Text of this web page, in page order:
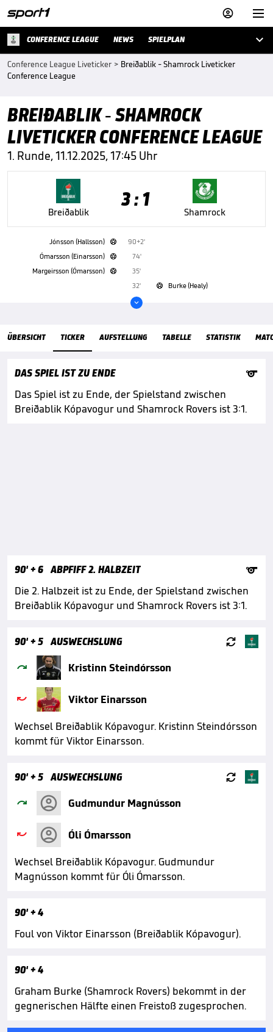


CONFERENCE LEAGUE NEWS SPIELPLAN 
Conference League Liveticker > Breiðablik - Shamrock Liveticker
Conference League
BREIÐABLIK - SHAMROCK
LIVETICKER CONFERENCE LEAGUE
1. Runde, 11.12.2025, 17:45 Uhr
Breiðablik
3 : 1
Shamrock
Jónsson (Hallsson) 
90+2'
Ómarsson (Einarsson)

74'
Margeirsson (Ómarsson)

35'
32'
 Burke (Healy)

ÜBERSICHT TICKER AUFSTELLUNG TABELLE STATISTIK
ÜbersichtTicker
DAS SPIEL IST ZU ENDE

Das Spiel ist zu Ende, der Spielstand zwischen
Breiðablik Kópavogur und Shamrock Rovers ist 3:1.
90'+ 6 ABPFIFF 2. HALBZEIT

Die 2. Halbzeit ist zu Ende, der Spielstand zwischen
Breiðablik Kópavogur und Shamrock Rovers ist 3:1.
90'+ 5 AUSWECHSLUNG 
 Kristinn Steindórsson

Viktor Einarsson
Wechsel Breiðablik Kópavogur. Kristinn Steindórsson
kommt für Viktor Einarsson.
90'+ 5 AUSWECHSLUNG 
 Gudmundur Magnússon

Óli Ómarsson
Wechsel Breiðablik Kópavogur. Gudmundur
Magnússon kommt für Óli Ómarsson.
90'+ 4
Foul von Viktor Einarsson (Breiðablik Kópavogur).
90'+ 4
Graham Burke (Shamrock Rovers) bekommt in der
gegnerischen Hälfte einen Freistoß zugesprochen.